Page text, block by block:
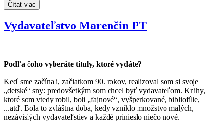
Čítať viac
Vydavateľstvo Marenčin PT
Podľa čoho vyberáte tituly, ktoré vydáte?
Keď sme začínali, začiatkom 90. rokov, realizoval som si svoje
„detské“ sny: predovšetkým som chcel byť vydavateľom. Knihy,
ktoré som vtedy robil, boli „fajnové“, vyšperkované, bibliofílie,
...atď. Bola to zvláštna doba, kedy vzniklo množstvo malých,
nezávislých vydavateľstiev a každé prinieslo niečo nové.